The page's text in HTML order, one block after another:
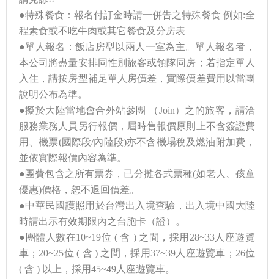
●特殊餐食：報名付訂金時請一併告之特殊餐食 例如:全
程素食或不吃牛肉或其它餐食及分房表
●單人報名：飯店房型以兩人一室為主。單人報名者，
本公司將盡量安排同性別旅客或領隊同房；若指定單人
入住，請按房型補足單人房價差，實際價差費用以當團
說明公布為準。
●擬於大陸當地會合外站參團 （Join）之的旅客，請洽
服務業務人員另行報價，屆時售報價原則上不含簽證費
用、機票(國際段/內陸段)亦不含機場稅及燃油附加費，
並依實際報價內容為準。
●團費包含之所有票券，已分攤各式票種(如老人、孩童
優惠)價格，恕不退回價差。
●中華民國護照用於台灣出入境查驗，出入境中國大陸
時請出示有效期限內之台胞卡（證）。
●團體人數在10~19位 ( 含 ) 之間，採用28~33人座遊覽
車；20~25位 ( 含 ) 之間，採用37~39人座遊覽車；26位
( 含 ) 以上，採用45~49人座遊覽車。